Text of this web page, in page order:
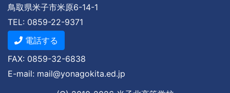
鳥取県米子市米原6-14-1
TEL: 0859-22-9371
電話する
FAX: 0859-32-6838
E-mail: mail@yonagokita.ed.jp